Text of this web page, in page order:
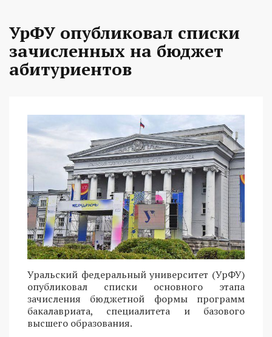
УрФУ опубликовал списки
зачисленных на бюджет
абитуриентов
Уральский федеральный университет (УрФУ)
опубликовал списки основного этапа
зачисления бюджетной формы программ
бакалавриата, специалитета и базового
высшего образования.